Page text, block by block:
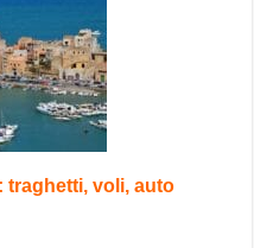
traghetti, voli, auto